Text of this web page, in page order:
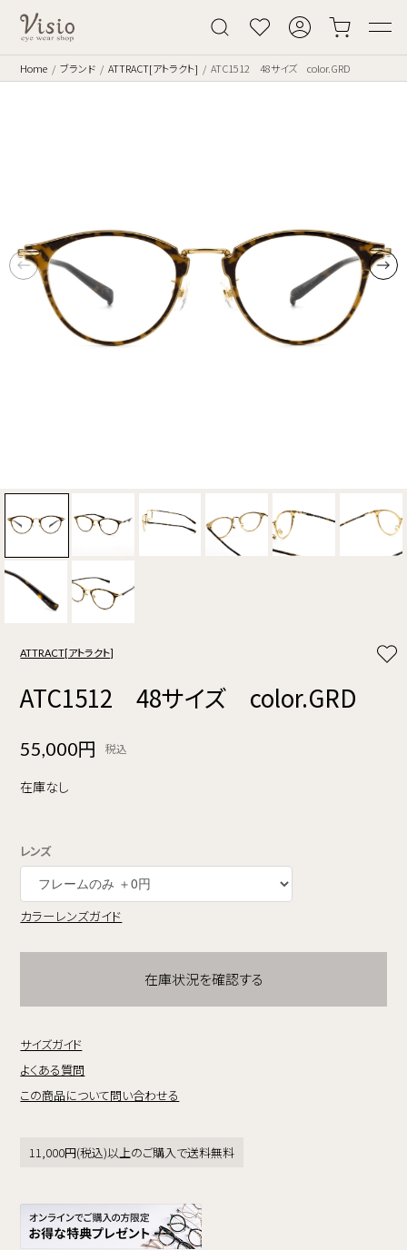
Home ブランド ATTRACT[アトラクト] ATC1512 48サイズ color.GRD
ATTRACT[アトラクト]
ATC1512 48サイズ color.GRD
55,000円 税込
在庫なし
レンズ
カラーレンズガイド
在庫状況を確認する
サイズガイド
よくある質問
この商品について問い合わせる
11,000円(税込)以上のご購入で送料無料